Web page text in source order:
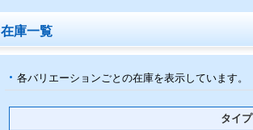
在庫一覧
各バリエーションごとの在庫を表示しています。
タイプ